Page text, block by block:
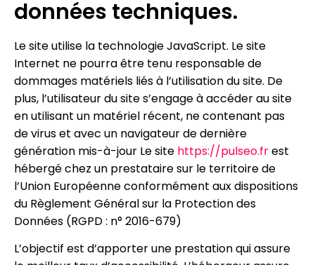
données techniques.
Le site utilise la technologie JavaScript. Le site
Internet ne pourra être tenu responsable de
dommages matériels liés à l’utilisation du site. De
plus, l’utilisateur du site s’engage à accéder au site
en utilisant un matériel récent, ne contenant pas
de virus et avec un navigateur de dernière
génération mis-à-jour Le site https://pulseo.frest
hébergé chez un prestataire sur le territoire de
l’Union Européenne conformément aux dispositions
du Règlement Général sur la Protection des
Données (RGPD : n° 2016-679)
L’objectif est d’apporter une prestation qui assure